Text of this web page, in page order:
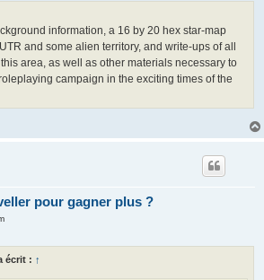
information, a 16 by 20 hex star-map
and some alien territory, and write-ups of all
area, as well as other materials necessary to
campaign in the exciting times of the
pour gagner plus ?
écrit : ↑